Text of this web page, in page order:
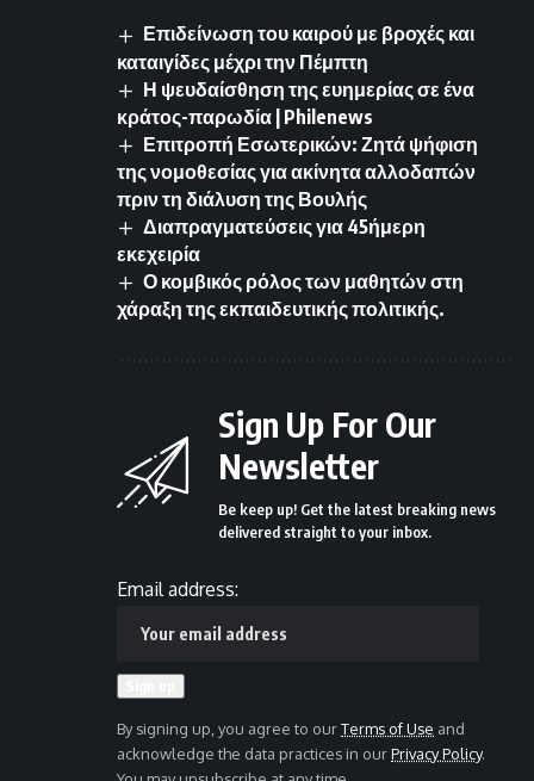
Επιδείνωση του καιρού με βροχές και
καταιγίδες μέχρι την Πέμπτη
Η ψευδαίσθηση της ευημερίας σε ένα
κράτος-παρωδία | Philenews
Επιτροπή Εσωτερικών: Ζητά ψήφιση
της νομοθεσίας για ακίνητα αλλοδαπών
πριν τη διάλυση της Βουλής
Διαπραγματεύσεις για 45ήμερη
εκεχειρία
Ο κομβικός ρόλος των μαθητών στη
χάραξη της εκπαιδευτικής πολιτικής.
Sign Up For Our
Newsletter
Be keep up! Get the latest breaking news
delivered straight to your inbox.
Email address:
By signing up, you agree to ourTerms of Use and
acknowledge the data practices in ourPrivacy Policy.